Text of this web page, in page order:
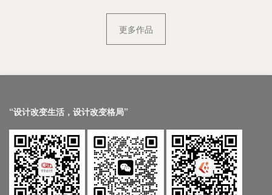
更多作品
“设计改变生活，设计改变格局”